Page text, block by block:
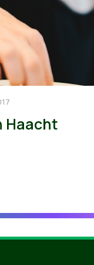
Haacht